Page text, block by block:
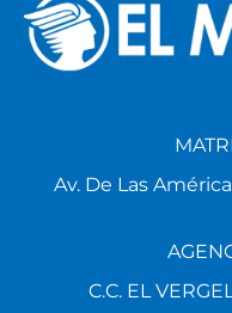
Av. De Las
C.C. EL